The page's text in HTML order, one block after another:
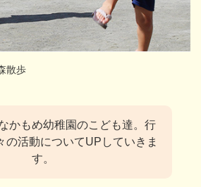
散歩
かもめ幼稚園のこども達。 行
の活動についてUPしていきま
す。